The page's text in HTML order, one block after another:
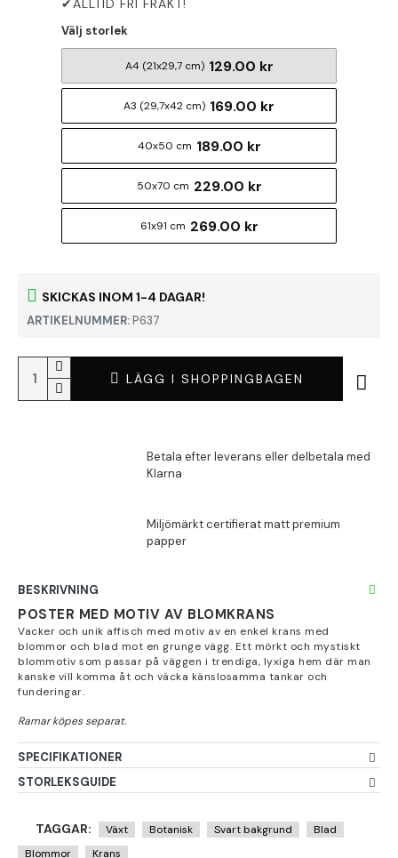
SKICKAS INOM 1-4 DAGAR!
ARTIKELNUMMER:P637
Välj storlek
A4 (21x29,7 cm) 129.00 kr
A3 (29,7x42 cm) 169.00 kr
40x50 cm 189.00 kr
50x70 cm 229.00 kr
61x91 cm 269.00 kr
LÄGG I SHOPPINGBAGEN
BESKRIVNING
POSTER MED MOTIV AV BLOMKRANS
Vacker och unik affisch med motiv av en enkel krans med
blommor och blad mot en grunge vägg. Ett mörkt och mystiskt
blommotiv som passar på väggen i trendiga, lyxiga hem där man
kanske vill komma åt och väcka känslosamma tankar och
funderingar.
SPECIFIKATIONER
STORLEKSGUIDE
TAGGAR: Växt Botanisk Svart bakgrund
Blad
Blommor
Krans